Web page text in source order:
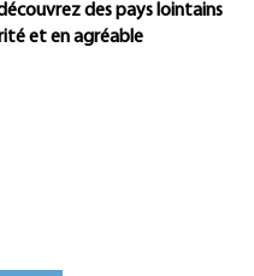
des pays lointains
et en agréable